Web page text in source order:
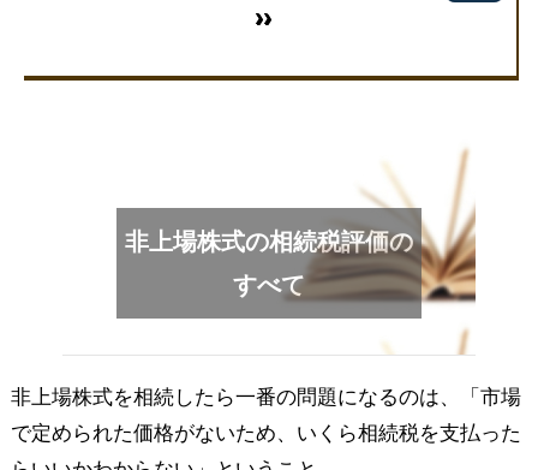
››
非上場株式の相続税評価の
すべて
非上場株式を相続したら一番の問題になるのは、「市場
で定められた価格がないため、いくら相続税を支払った